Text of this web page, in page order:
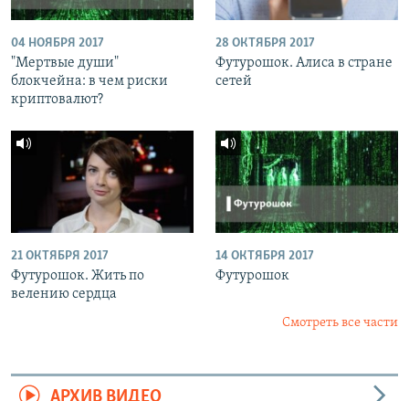
04 НОЯБРЯ 2017
"Мертвые души"
блокчейна: в чем риски
криптовалют?
28 ОКТЯБРЯ 2017
Футурошок. Алиса в стране
сетей
21 ОКТЯБРЯ 2017
Футурошок. Жить по
велению сердца
14 ОКТЯБРЯ 2017
Футурошок
Смотреть все части